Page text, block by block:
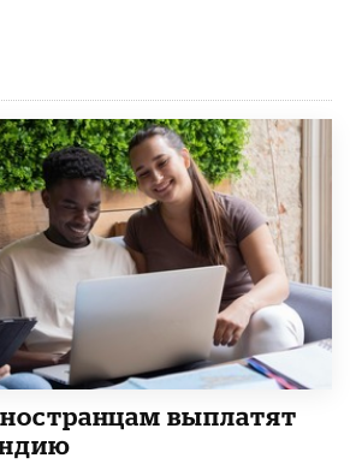
выплатят